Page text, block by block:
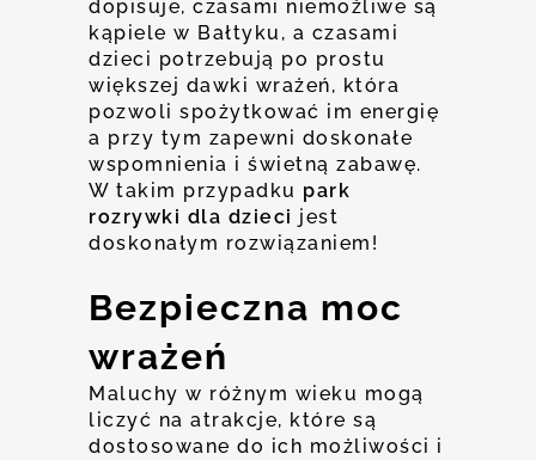
dopisuje, czasami niemożliwe są
kąpiele w Bałtyku, a czasami
dzieci potrzebują po prostu
większej dawki wrażeń, która
pozwoli spożytkować im energię
a przy tym zapewni doskonałe
wspomnienia i świetną zabawę.
W takim przypadku park
rozrywki dla dzieci jest
doskonałym rozwiązaniem!
Bezpieczna moc
wrażeń
Maluchy w różnym wieku mogą
liczyć na atrakcje, które są
dostosowane do ich możliwości i